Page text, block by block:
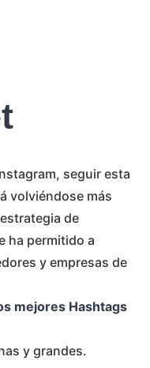
seguir esta
volviéndose más
de
ha permitido a
y empresas de
mejores Hashtags
y grandes.